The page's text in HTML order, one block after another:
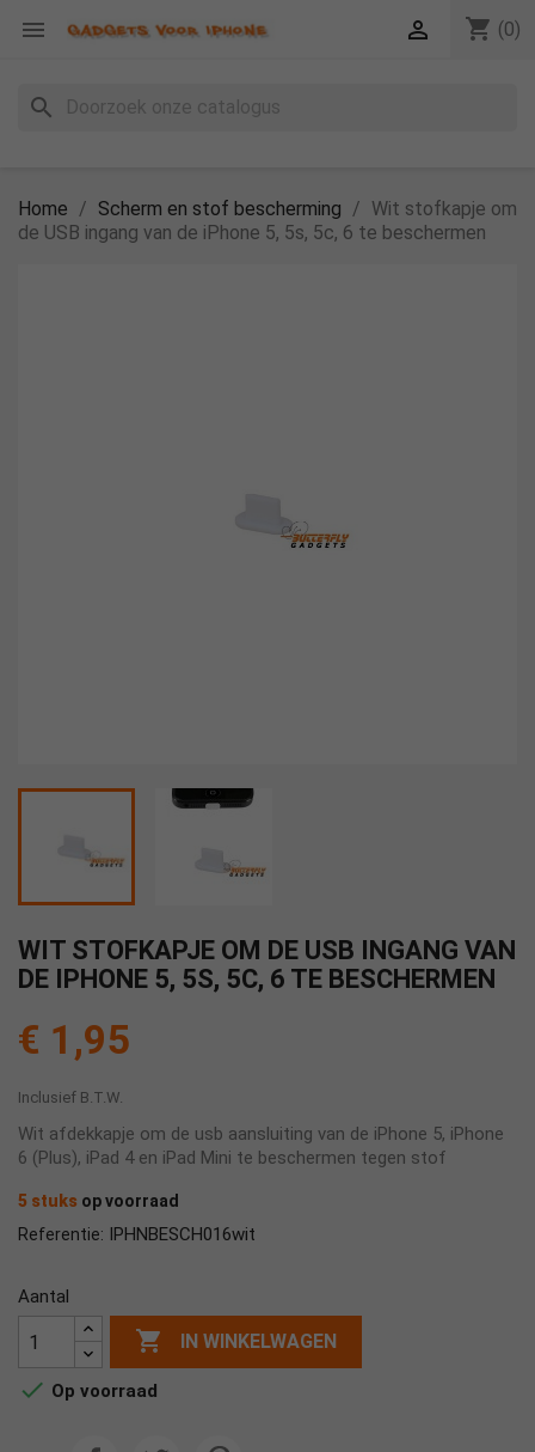
 shopping_cart (0)

search
Home Scherm en stof bescherming
Wit stofkapje om
de USB ingang van de iPhone 5, 5s, 5c, 6 te beschermen
WIT STOFKAPJE OM DE USB INGANG VAN
DE IPHONE 5, 5S, 5C, 6 TE BESCHERMEN
€ 1,95
Inclusief B.T.W.
Wit afdekkapje om de usb aansluiting van de iPhone 5, iPhone
6 (Plus), iPad 4 en iPad Mini te beschermen tegen stof
5 stuks op voorraad
Referentie: IPHNBESCH016wit
Aantal
 IN WINKELWAGEN
 Op voorraad